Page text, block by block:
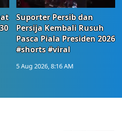
Suporter Persib dan
Persija Kembali Rusuh
Pasca Piala Presiden 2026
#shorts #viral
5 Aug 2026, 8:16 AM